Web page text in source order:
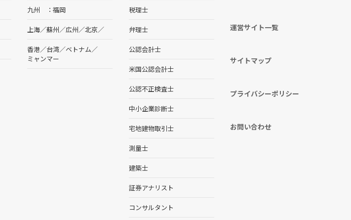
九州 福岡
上海／蘇州／広州／北京／
香港／台湾／ベトナム／
ミャンマー
税理士
弁理士
公認会計士
米国公認会計士
公認不正検査士
中小企業診断士
宅地建物取引士
測量士
建築士
証券アナリスト
コンサルタント
運営サイト一覧
サイトマップ
プライバシーポリシー
お問い合わせ